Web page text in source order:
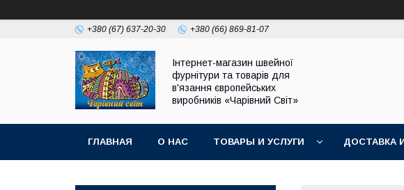
+380 (67) 637-20-30 +380 (66) 869-81-07
Інтернет-магазин швейної
фурнітури та товарів для
в'язання європейських
виробників «Чарiвний Світ»
ГЛАВНАЯ О НАС ТОВАРЫ И УСЛУГИ ДОСТАВКА